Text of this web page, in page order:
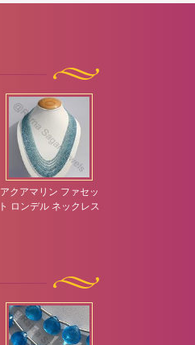
アクアマリン ファセッ
ト ロンデル ネックレス